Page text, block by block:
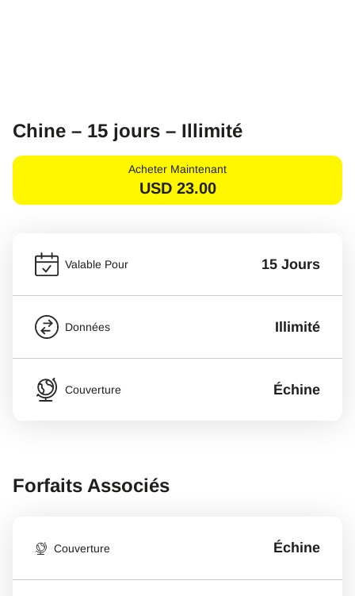
Chine – 15 jours – Illimité
Acheter Maintenant
USD 23.00
Valable Pour 15 Jours
Données Illimité
Couverture Échine
Forfaits Associés
Couverture Échine